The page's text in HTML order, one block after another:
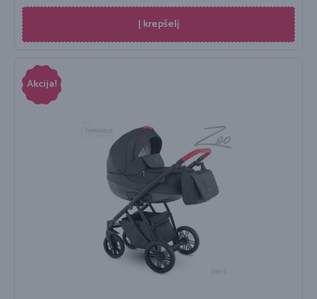
Į krepšelį
Akcija!